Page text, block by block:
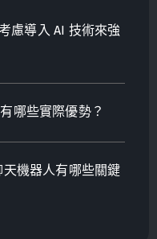
慮導入 AI 技術來強
哪些實際優勢？
機器人有哪些關鍵